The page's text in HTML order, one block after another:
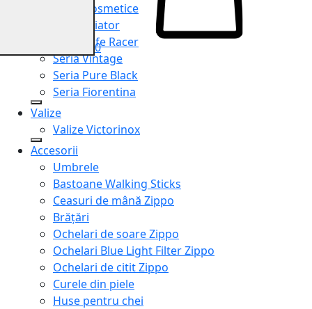
Truse cosmetice
Seria Aviator
Seria Cafe Racer
Seria Vintage
Seria Pure Black
Seria Fiorentina
Valize
Valize Victorinox
Accesorii
Umbrele
Bastoane Walking Sticks
Ceasuri de mână Zippo
Brățări
Ochelari de soare Zippo
Ochelari Blue Light Filter Zippo
Ochelari de citit Zippo
Curele din piele
Huse pentru chei
0